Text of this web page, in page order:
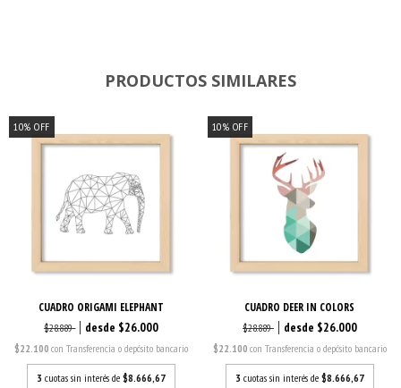
PRODUCTOS SIMILARES
10% OFF
CUADRO ORIGAMI ELEPHANT
$28.889 $26.000
$22.100con Transferencia o depósito bancario
3 cuotas sin interés de$8.666,67
10% OFF
CUADRO DEER IN COLORS
$28.889 $26.000
$22.100 con Transferencia o depósito bancario
3 cuotas sin interés de $8.666,67